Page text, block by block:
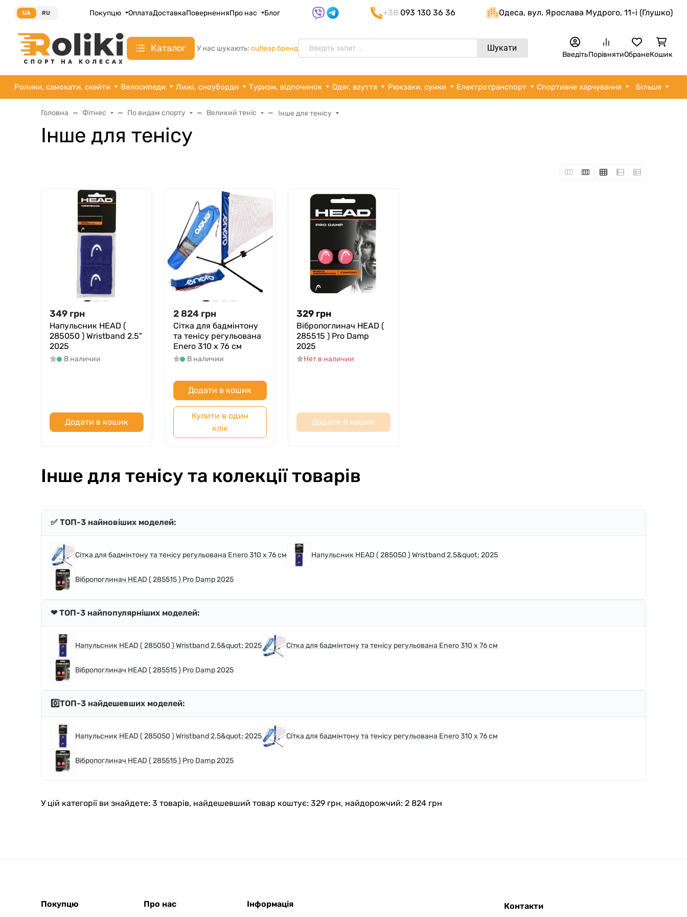
UA RU Покупцю ОплатаДоставкаПоверненняПро нас Блог +38 093 130 36 36 Одеса, вул. Ярослава Мудрого, 11-i (Глушко)
Каталог У нас шукають: outleap бренд Шукати
ВведітьПорівнятиОбранеКошик
Ролики, самокати, скейти Велосипеди Лижі, сноуборди Туризм, відпочинок Одяг, взуття Рюкзаки, сумки Електротранспорт Спортивне харчування Більше
Головна Фітнес По видам спорту Великий теніс Інше для тенісу
Інше для тенісу
349 грн
Напульсник HEAD (
285050 ) Wristband 2.5"
2025
В наличии
Додати в кошик
2 824 грн
Сітка для бадмінтону
та тенісу регульована
Enero 310 x 76 см
В наличии
Додати в кошик
Купити в один
клік
329 грн
Вібропоглинач HEAD (
285515 ) Pro Damp
2025
Нет в наличии
Додати в кошик
Інше для тенісу та колекції товарів
✅ ТОП-3 найновіших моделей:
Сітка для бадмінтону та тенісу регульована Enero 310 x 76 см Напульсник HEAD ( 285050 ) Wristband 2.5&quot; 2025
Вібропоглинач HEAD ( 285515 ) Pro Damp 2025
❤ ТОП-3 найпопулярніших моделей:
Напульсник HEAD ( 285050 ) Wristband 2.5&quot; 2025 Сітка для бадмінтону та тенісу регульована Enero 310 x 76 см
Вібропоглинач HEAD ( 285515 ) Pro Damp 2025
0️⃣ТОП-3 найдешевших моделей:
Напульсник HEAD ( 285050 ) Wristband 2.5&quot; 2025 Сітка для бадмінтону та тенісу регульована Enero 310 x 76 см
Вібропоглинач HEAD ( 285515 ) Pro Damp 2025
У цій категорії ви знайдете: 3 товарів, найдешевший товар коштує: 329 грн, найдорожчий: 2 824 грн
Покупцю Про нас Інформація Контакти